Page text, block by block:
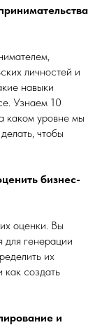
личностей и
навыки
Узнаем 10
каком уровне мы
чтобы
бизнес-
оценки. Вы
для генерации
их
как создать
и